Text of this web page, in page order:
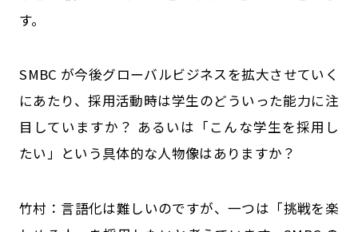
す。
――SMBC が今後グローバルビジネスを拡大させていく
にあたり、採用活動時は学生のどういった能力に注
目していますか？ あるいは「こんな学生を採用し
たい」という具体的な人物像はありますか？
竹村：言語化は難しいのですが、一つは「挑戦を楽